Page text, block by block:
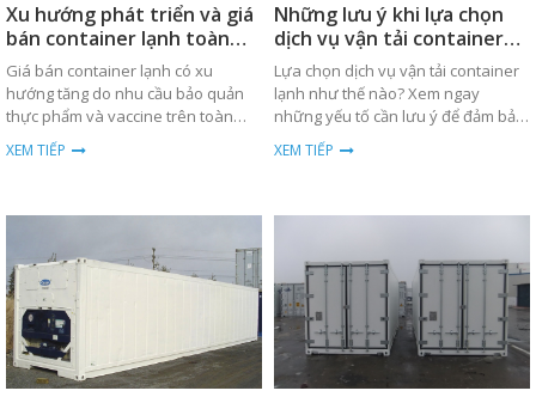
Xu hướng phát triển và giá
bán container lạnh toàn
cầu
Giá bán container lạnh có xu
hướng tăng do nhu cầu bảo quản
thực phẩm và vaccine trên toàn
cầu. Xem chi tiết về xu hướng và
phân tích giá cả.
XEM TIẾP
Những lưu ý khi lựa chọn
dịch vụ vận tải container
lạnh
Lựa chọn dịch vụ vận tải container
lạnh như thế nào? Xem ngay
những yếu tố cần lưu ý để đảm bảo
hàng hóa được bảo quản tốt nhất.
XEM TIẾP